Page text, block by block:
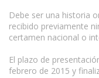
Debe ser una historia
recibido previamente
certamen nacional o
El plazo de
febrero de 2015 y